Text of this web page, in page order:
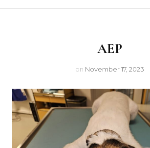
AEP
on November 17, 2023